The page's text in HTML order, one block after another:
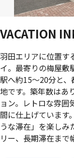
VACATION
羽田エリアに位置す
イ。最寄りの梅屋敷
駅へ約15〜20分と
地です。築年数はあ
ョン。レトロな雰囲
間に仕上げています
うな滞在」を楽しみ
リー、長期滞在まで